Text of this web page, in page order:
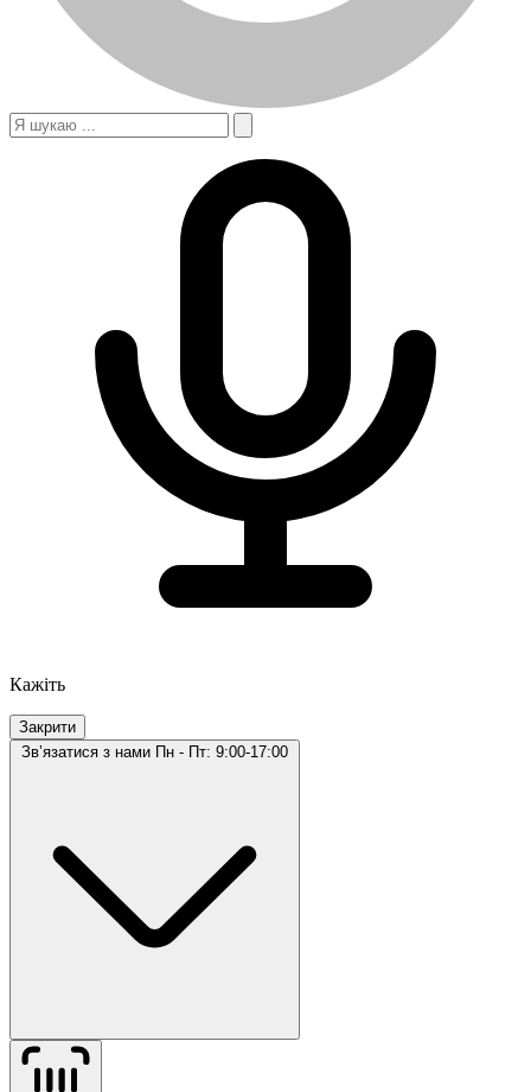
Кажіть
Закрити
Звʼязатися з нами Пн - Пт: 9:00-17:00